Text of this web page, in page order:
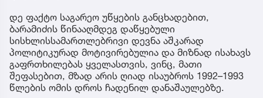
დე ფაქტო საგარეო უწყების განცხადებით,
ბარამიძის წინააღმდეგ დაწყებული
სისხლისსამართლებრივი დევნა აშკარად
პოლიტიკურად მოტივირებულია და მიზნად ისახავს
გაფრთხილებას ყველასთვის, ვინც, მათი
შეფასებით, მზად არის ღიად ისაუბროს 1992–1993
წლების ომის დროს ჩადენილ დანაშაულებზე.